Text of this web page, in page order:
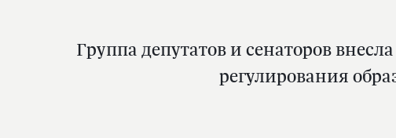
Группа депутатов и сенаторов
регулирования